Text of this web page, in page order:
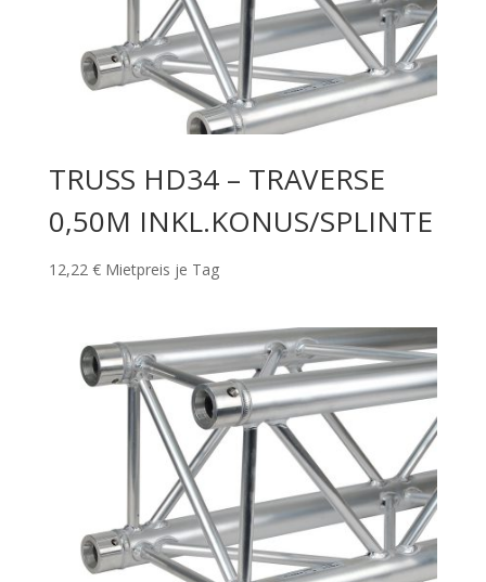
TRUSS HD34 – TRAVERSE
0,50M INKL.KONUS/SPLINTE
12,22 € Mietpreis je Tag